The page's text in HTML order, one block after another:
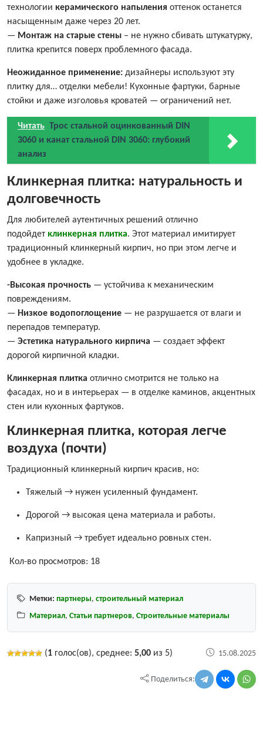
технологии керамического напыления оттенок останется
насыщенным даже через 20 лет.
— Монтаж на старые стены – не нужно сбивать штукатурку,
плитка крепится поверх проблемного фасада.
Неожиданное применение: дизайнеры используют эту
плитку для… отделки мебели! Кухонные фартуки, барные
стойки и даже изголовья кроватей — ограничений нет.
Читать Трос стальной оцинкованный DIN
3060 и канат стальной DIN 3060: глубокий
анализ
Клинкерная плитка: натуральность и
долговечность
Для любителей аутентичных решений отлично
подойдет клинкерная плитка. Этот материал имитирует
традиционный клинкерный кирпич, но при этом легче и
удобнее в укладке.
-Высокая прочность — устойчива к механическим
повреждениям.
— Низкое водопоглощение — не разрушается от влаги и
перепадов температур.
— Эстетика натурального кирпича — создает эффект
дорогой кирпичной кладки.
Клинкерная плитка отлично смотрится не только на
фасадах, но и в интерьерах — в отделке каминов, акцентных
стен или кухонных фартуков.
Клинкерная плитка, которая легче
воздуха (почти)
Традиционный клинкерный кирпич красив, но:
Тяжелый → нужен усиленный фундамент.
Дорогой → высокая цена материала и работы.
Капризный → требует идеально ровных стен.
Кол-во просмотров: 18
Метки: партнеры, строительный материал
Материал, Статьи партнеров, Строительные материалы
(1 голос(ов), среднее: 5,00 из 5) 15.08.2025
Поделиться: